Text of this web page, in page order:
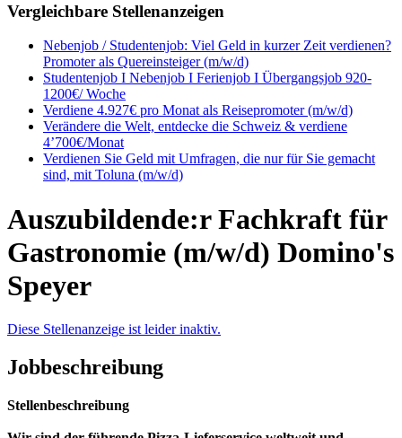
Vergleichbare Stellenanzeigen
Nebenjob / Studentenjob: Viel Geld in kurzer Zeit verdienen?
Promoter als Quereinsteiger (m/w/d)
Studentenjob I Nebenjob I Ferienjob I Übergangsjob 920-
1200€/ Woche
Verdiene 4.927€ pro Monat als Reisepromoter (m/w/d)
Verändere die Welt, entdecke die Schweiz & verdiene
4’700€/Monat
Verdienen Sie Geld mit Umfragen, die nur für Sie gemacht
sind, mit Toluna (m/w/d)
Auszubildende:r Fachkraft für
Gastronomie (m/w/d) Domino's
Speyer
Diese Stellenanzeige ist leider inaktiv.
Jobbeschreibung
Stellenbeschreibung